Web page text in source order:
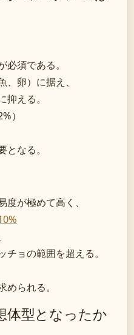
須である。
卵）に据え、
える。
）
なる。
が極めて高く、
チョの範囲を超える。
られる。
体型となったか